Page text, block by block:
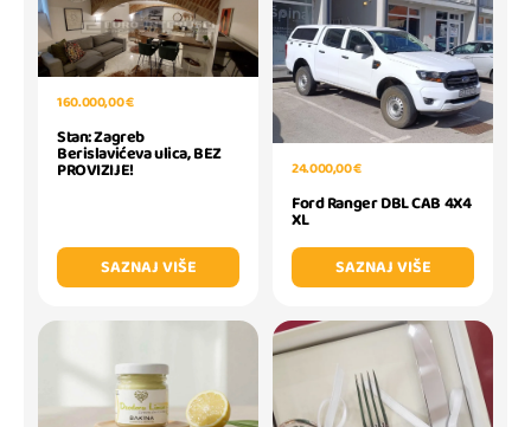
160.000,00 €
Stan: Zagreb
Berislavićeva ulica, BEZ
PROVIZIJE!
SAZNAJ VIŠE
24.000,00 €
Ford Ranger DBL CAB 4X4
XL
SAZNAJ VIŠE